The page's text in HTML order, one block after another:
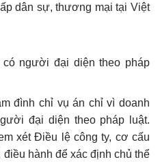
dân sự, thương mại tại Việt
có người đại diện theo pháp
đình chỉ vụ án chỉ vì doanh
đại diện theo pháp luật.
xét Điều lệ công ty, cơ cấu
hành để xác định chủ thể